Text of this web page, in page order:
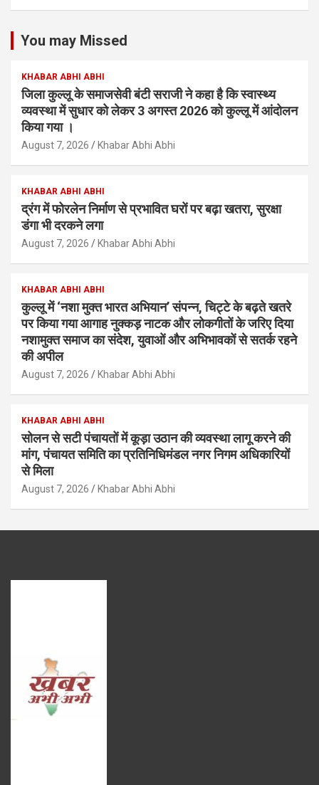
You may Missed
KHABAR ABHI ABHI
जिला कुल्लू के समाजसेवी बंटी सराजी ने कहा है कि स्वास्थ्य
व्यवस्था में सुधार को लेकर 3 अगस्त 2026 को कुल्लू में आंदोलन
किया गया ।
August 7, 2026 Khabar Abhi Abhi
KHABAR ABHI ABHI
द्रंग में फोरलेन निर्माण से प्रभावित घरों पर बढ़ा खतरा, सुरक्षा
डंगा भी दरकने लगा
August 7, 2026 Khabar Abhi Abhi
KHABAR ABHI ABHI
कुल्लू में ‘नशा मुक्त भारत अभियान’ संपन्न, चिट्टे के बढ़ते खतरे
पर किया गया आगाह नुक्कड़ नाटक और लोकगीतों के जरिए दिया
नशामुक्त समाज का संदेश, युवाओं और अभिभावकों से सतर्क रहने
की अपील
August 7, 2026 Khabar Abhi Abhi
KHABAR ABHI ABHI
सोलन से सटी पंचायतों में कूड़ा उठान की व्यवस्था लागू करने की
मांग, पंचायत समिति का प्रतिनिधिमंडल नगर निगम अधिकारियों
से मिला
August 7, 2026 Khabar Abhi Abhi